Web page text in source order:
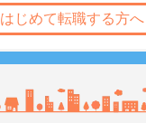
はじめて転職する方へ